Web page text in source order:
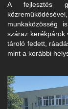
A fejlesztés
munkaközösség
száraz kerékpárok
tároló fedett,
mint a korábbi